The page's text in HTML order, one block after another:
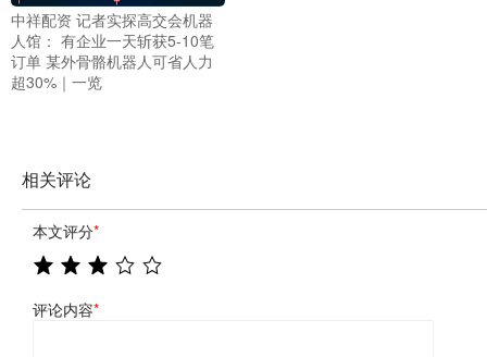
中祥配资 记者实探高交会机器
人馆： 有企业一天斩获5-10笔
订单 某外骨骼机器人可省人力
超30%｜一览
相关评论
本文评分*
评论内容*